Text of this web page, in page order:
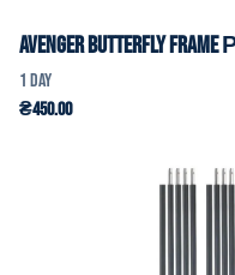
Avenger Butterfly